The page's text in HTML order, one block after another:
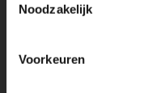
Noodzakelijk
Voorkeuren